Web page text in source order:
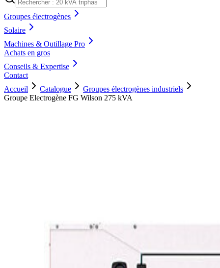
Groupes électrogènes
Solaire
Machines & Outillage Pro
Achats en gros
Conseils & Expertise
Contact
Accueil
Catalogue
Groupes électrogènes industriels
Groupe Electrogène FG Wilson 275 kVA